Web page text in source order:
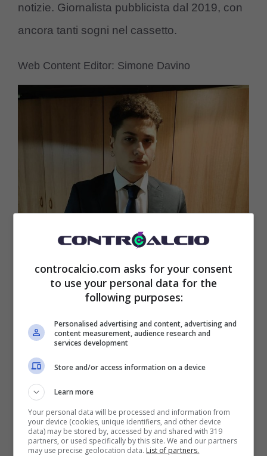
notizie. Giornalista pubblicista dal 2019, con
ancora tanti sogni nel cassetto.
Web Content Editor: Simone Davino
’96, iscritto all’Albo dal 2021. Amante di
scrittura e pallone, oltreché sognatore sotto
un unico comune denominatore: l’enorme
passione per questo lavoro. Confucio diceva,
controcalcio.com asks for your consent
to use your personal data for the
following purposes:
Personalised advertising and content, advertising and
content measurement, audience research and
services development
Store and/or access information on a device
Learn more
Your personal data will be processed and information from
your device (cookies, unique identifiers, and other device
data) may be stored by, accessed by and shared with 319
partners, or used specifically by this site. We and our partners
may use precise geolocation data. List of partners.